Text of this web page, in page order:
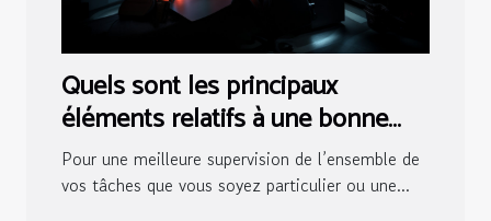
Quels sont les principaux
éléments relatifs à une bonne
salle de contrôle ?
Pour une meilleure supervision de l’ensemble de
vos tâches que vous soyez particulier ou une...